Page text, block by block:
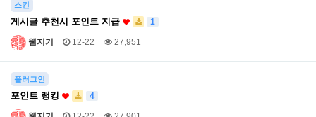
스킨
게시글 추천시 포인트 지급 1
웹지기 12-22 27,951
플러그인
포인트 랭킹 4